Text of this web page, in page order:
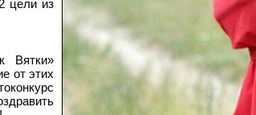
цели из
Вятки»
от этих